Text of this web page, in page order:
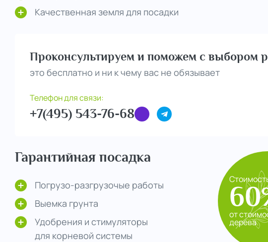
Качественная земля для посадки
Проконсультируем и поможем с выбором
это бесплатно и ни к чему вас не обязывает
Телефон для связи:
+7(495) 543-76-68
Гарантийная посадка
Погрузо-разгрузочые работы
Выемка грунта
Удобрения и стимуляторы
для корневой системы
от
дерева